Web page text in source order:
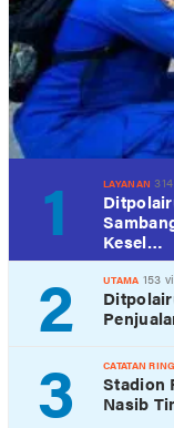
1 LAYANAN
Kesel…
2 UTAMA 153
3 CATATAN
Stadion
Nasib